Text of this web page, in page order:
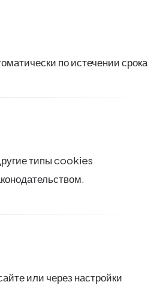
по истечении срока
типы cookies
или через настройки